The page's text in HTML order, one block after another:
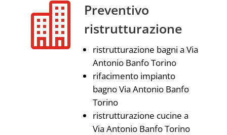

Preventivo
ristrutturazione
ristrutturazione bagni a Via
Antonio Banfo Torino
rifacimento impianto
bagno Via Antonio Banfo
Torino
ristrutturazione cucine a
Via Antonio Banfo Torino